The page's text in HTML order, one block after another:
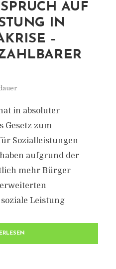
AUF
IN
–
in absoluter
Gesetz zum
Sozialleistungen
aufgrund der
mehr Bürger
Leistung